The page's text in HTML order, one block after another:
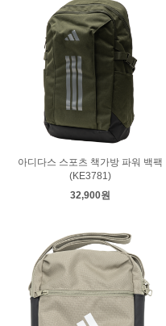
아디다스 스포츠 책가방 파워 백팩
(KE3781)
32,900원